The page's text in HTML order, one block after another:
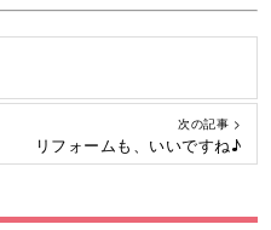
次の記事 >
リフォームも、いいですね♪